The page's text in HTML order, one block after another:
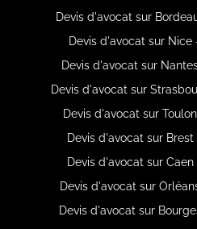
Devis d'avocat sur
Devis d'avocat sur
Devis d'avocat sur
Devis d'avocat sur
Devis d'avocat sur
Devis d'avocat sur
Devis d'avocat sur
Devis d'avocat sur
Devis d'avocat sur